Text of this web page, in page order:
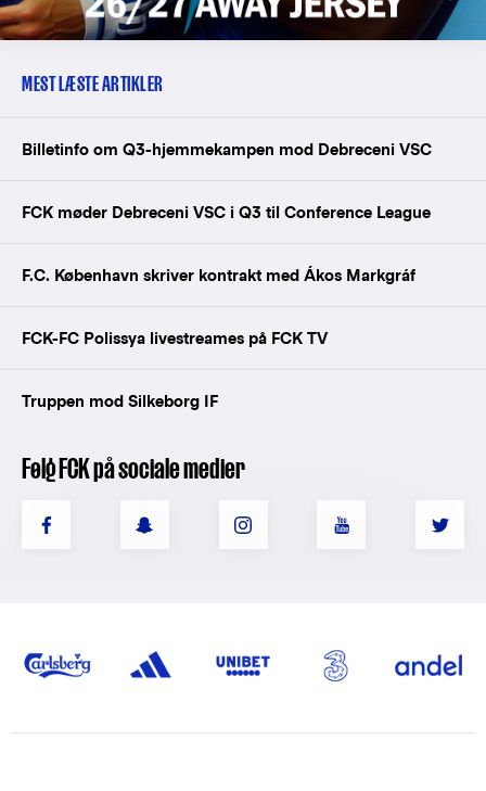
MEST LÆSTE ARTIKLER
Billetinfo om Q3-hjemmekampen mod Debreceni VSC
FCK møder Debreceni VSC i Q3 til Conference League
F.C. København skriver kontrakt med Ákos Markgráf
FCK-FC Polissya livestreames på FCK TV
Truppen mod Silkeborg IF
Følg FCK på sociale medier